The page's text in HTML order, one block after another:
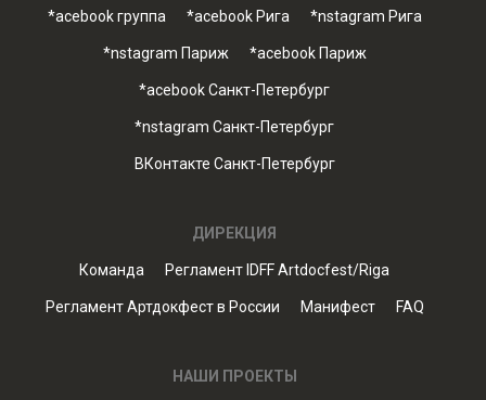
*acebook группа *acebook Рига *nstagram Рига
*nstagram Париж *acebook Париж
*acebook Санкт-Петербург
*nstagram Санкт-Петербург
ВКонтакте Санкт-Петербург
ДИРЕКЦИЯ
Команда Регламент IDFF Artdocfest/Riga
Регламент Артдокфест в России Манифест FAQ
НАШИ ПРОЕКТЫ